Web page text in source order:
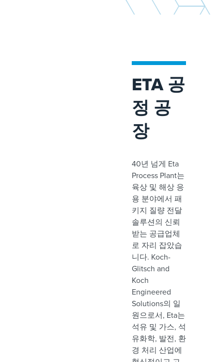
ETA 공
정 공
장
40년 넘게 Eta
Process Plant는
육상 및 해상 응
용 분야에서 패
키지 질량 전달
솔루션의 신뢰
받는 공급업체
로 자리 잡았습
니다. Koch-
Glitsch and
Koch
Engineered
Solutions의 일
원으로서, Eta는
석유 및 가스, 석
유화학, 발전, 환
경 처리 산업에